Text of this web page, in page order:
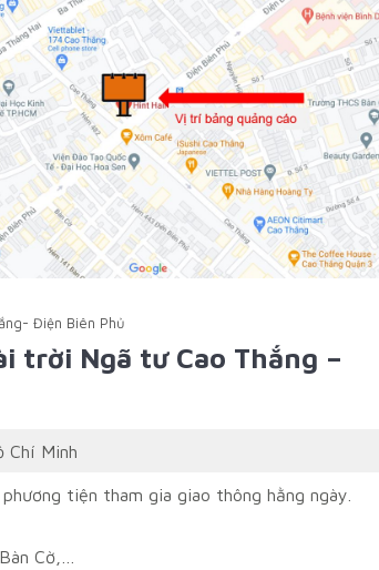
Điện Biên Phủ
trời Ngã tư Cao Thắng –
Chí Minh
tiện tham gia giao thông hằng ngày.
Cờ,…